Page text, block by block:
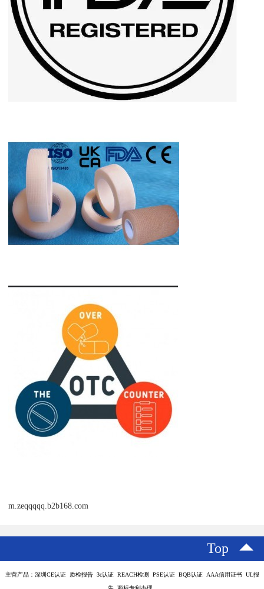
m.zeqqqqq.b2b168.com
Top
主营产品：深圳CE认证 质检报告 3c认证 REACH检测 PSE认证 BQB认证 AAA信用证书 UL报